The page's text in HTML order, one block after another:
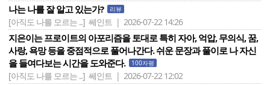
나는 나를 잘 알고 있는가? 리뷰
[아직도 나를 모르는 ..] 쎄인트 | 2026-07-22 14:26
지은이는 프로이트의 아포리즘을 토대로 특히 자아, 억압, 무의식, 꿈,
사랑, 욕망 등을 중점적으로 풀어나간다. 쉬운 문장과 풀이로 나 자신
을 들여다보는 시간을 도와준다.
100자평
[아직도 나를 모르는 ..] 쎄인트 | 2026-07-22 12:02